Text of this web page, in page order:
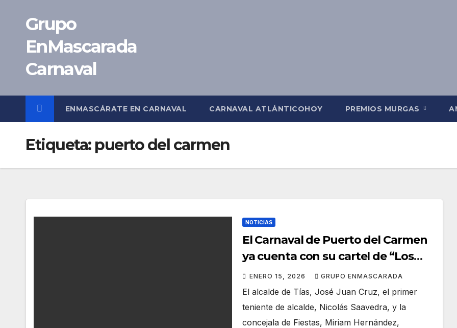
contenido
Grupo
EnMascarada
Carnaval
ENMASCÁRATE EN CARNAVAL CARNAVAL ATLÁNTICOHOY PREMIOS MURGAS
Etiqueta: puerto del carmen
NOTICIAS
El Carnaval de Puerto del Carmen
ya cuenta con su cartel de “Los
locos años 20”
ENERO 15, 2026 GRUPO ENMASCARADA
El alcalde de Tías, José Juan Cruz, el primer
teniente de alcalde, Nicolás Saavedra, y la
concejala de Fiestas, Miriam Hernández,